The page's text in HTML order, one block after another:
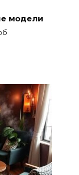
модели